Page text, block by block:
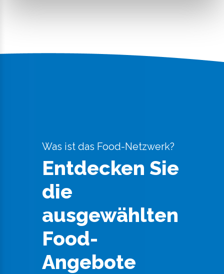
Was ist das Food-Netzwerk?
Entdecken Sie
die
ausgewählten
Food-
Angebote